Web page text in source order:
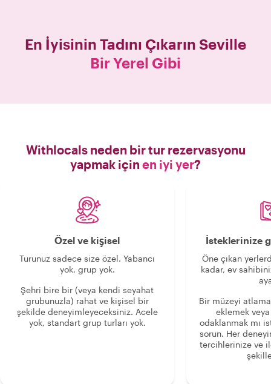
En İyisinin Tadını Çıkarın Seville
Bir Yerel Gibi
Withlocals neden bir tur rezervasyonu
yapmak için en iyi yer?
Özel ve kişisel
Turunuz sadece size özel. Yabancı
yok, grup yok.
Şehri bire bir (veya kendi seyahat
grubunuzla) rahat ve kişisel bir
şekilde deneyimleyeceksiniz. Acele
yok, standart grup turları yok.
İsteklerinize
Öne çıkan
kadar, ev
Bir müzeyi
eklemek
odaklanmak mı
sorun. Her
tercihlerinize ve